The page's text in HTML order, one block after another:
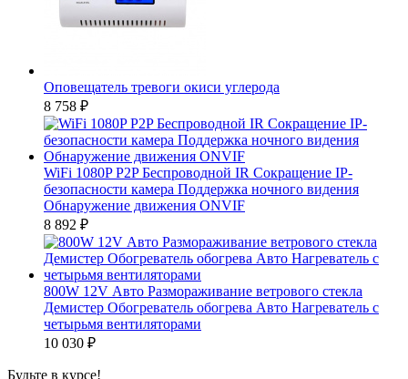
Оповещатель тревоги окиси углерода
8 758 ₽
WiFi 1080P P2P Беспроводной IR Сокращение IP-
безопасности камера Поддержка ночного видения
Обнаружение движения ONVIF
8 892 ₽
800W 12V Авто Размораживание ветрового стекла
Демистер Обогреватель обогрева Авто Нагреватель с
четырьмя вентиляторами
10 030 ₽
Будьте в курсе!